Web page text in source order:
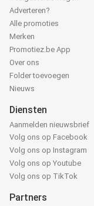
Adverteren?
Alle promoties
Merken
Promotiez.be App
Over ons
Folder toevoegen
Nieuws
Diensten
Aanmelden nieuwsbrief
Volg ons op Facebook
Volg ons op Instagram
Volg ons op Youtube
Volg ons op TikTok
Partners